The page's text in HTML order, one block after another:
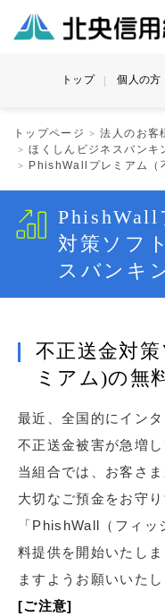
トップ 個人の方
トップページ 法人のお客
ほくしんビジネスバンキ
PhishWallプレミアム（
PhishWall
対策ソフ
スバンキ
不正送金対
ミアム)の無
最近、全国的にイン
不正送金被害が急増し
当組合では、お客さ
大切なご預金をお守
「PhishWall（フィ
料提供を開始いたし
ますようお願いいたし
[ご注意]